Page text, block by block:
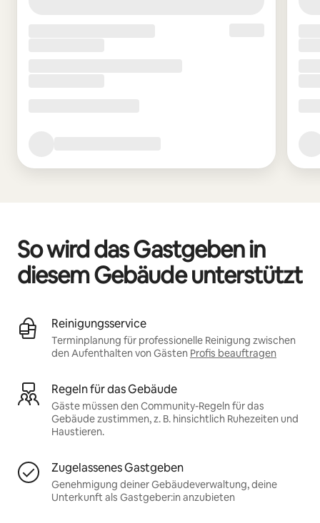
So wird das Gastgeben in
diesem Gebäude unterstützt
Reinigungsservice
Terminplanung für professionelle Reinigung zwischen
den Aufenthalten von Gästen Profis beauftragen
Regeln für das Gebäude
Gäste müssen den Community-Regeln für das
Gebäude zustimmen, z. B. hinsichtlich Ruhezeiten und
Haustieren.
Zugelassenes Gastgeben
Genehmigung deiner Gebäudeverwaltung, deine
Unterkunft als Gastgeber:in anzubieten